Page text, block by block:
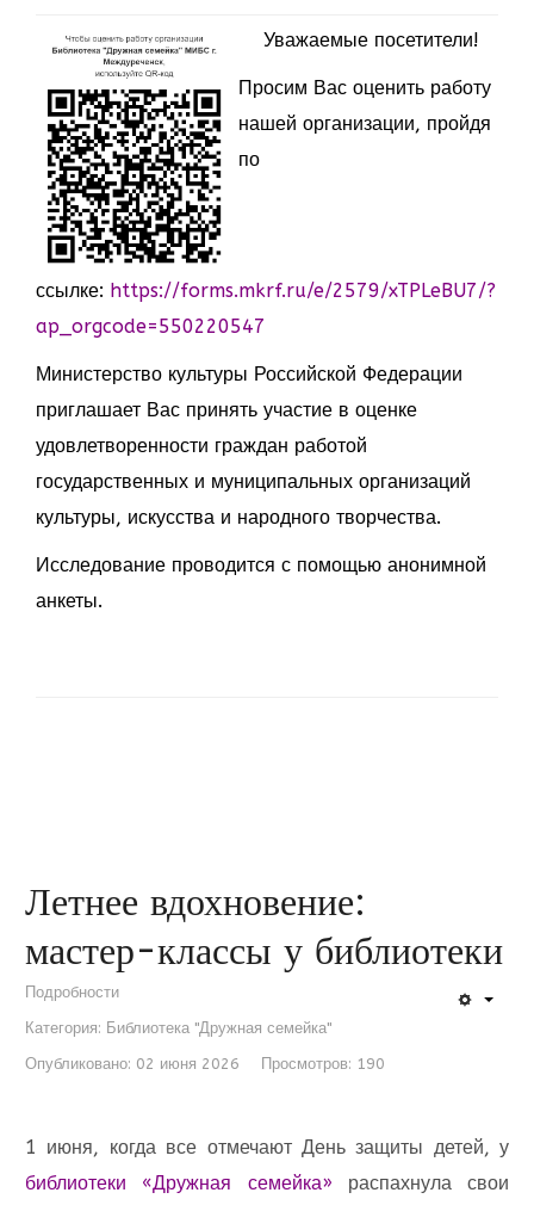
Уважаемые посетители!
Просим Вас оценить работу
нашей организации, пройдя
по
ссылке: https://forms.mkrf.ru/e/2579/xTPLeBU7/?
ap_orgcode=550220547
Министерство культуры Российской Федерации
приглашает Вас принять участие в оценке
удовлетворенности граждан работой
государственных и муниципальных организаций
культуры, искусства и народного творчества.
Исследование проводится с помощью анонимной
анкеты.
Летнее вдохновение:
мастер-классы у библиотеки
Подробности
Категория: Библиотека "Дружная семейка"
Опубликовано: 02 июня 2026
Просмотров: 190
1 июня, когда все отмечают День защиты детей, у
библиотеки «Дружная семейка» распахнула свои